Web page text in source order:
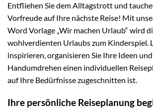
Entfliehen Sie dem Alltagstrott und
Vorfreude auf Ihre nächste Reise! Mit
Word Vorlage „Wir machen Urlaub“ wird
wohlverdienten Urlaubs zum Kinderspiel.
inspirieren, organisieren Sie Ihre Ideen
Handumdrehen einen individuellen
auf Ihre Bedürfnisse zugeschnitten ist.
Ihre persönliche Reiseplanung